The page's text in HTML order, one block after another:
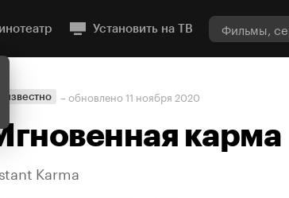
Установить на ТВ
– обновлено11 ноября 2020
карма
Karma